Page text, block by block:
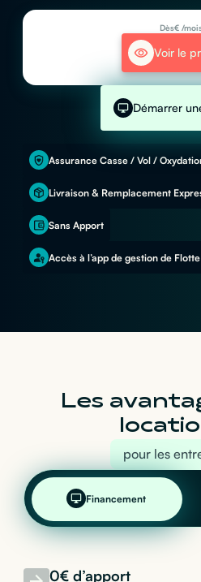
Dès€ /
Voir le
Assurance Casse / Vol /
Livraison & Remplacement
Sans Apport
Accès à l’app de gestion de
Démarrer
Les
pour les
Financement
0€ d’apport